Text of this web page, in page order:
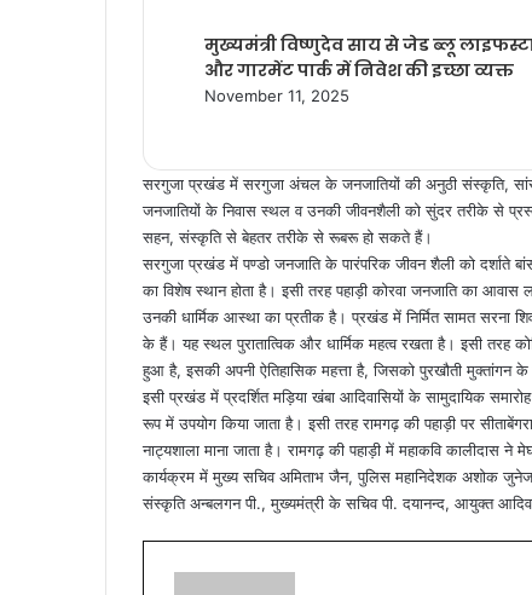
मुख्यमंत्री विष्णुदेव साय से जेड ब्लू
और गारमेंट पार्क में निवेश की इच्छा व्यक्त
November 11, 2025
सरगुजा प्रखंड में सरगुजा अंचल के जनजातियों की अनुठी संस्कृति,
जनजातियों के निवास स्थल व उनकी जीवनशैली को सुंदर तरीके से
सहन, संस्कृति से बेहतर तरीके से रूबरू हो सकते हैं।
सरगुजा प्रखंड में पण्डो जनजाति के पारंपरिक जीवन शैली को दर्शाते
का विशेष स्थान होता है। इसी तरह पहाड़ी कोरवा जनजाति का
उनकी धार्मिक आस्था का प्रतीक है। प्रखंड में निर्मित सामत सरना
के हैं। यह स्थल पुरातात्विक और धार्मिक महत्व रखता है। इसी तरह
हुआ है, इसकी अपनी ऐतिहासिक महत्ता है, जिसको पुरखौती मुक्तांगन
इसी प्रखंड में प्रदर्शित मड़िया खंबा आदिवासियों के सामुदायिक
रूप में उपयोग किया जाता है। इसी तरह रामगढ़ की पहाड़ी पर
नाट्यशाला माना जाता है। रामगढ़ की पहाड़ी में महाकवि कालीदास ने
कार्यक्रम में मुख्य सचिव अमिताभ जैन, पुलिस महानिदेशक अशोक
संस्कृति अन्बलगन पी., मुख्यमंत्री के सचिव पी. दयानन्द, आयुक्त